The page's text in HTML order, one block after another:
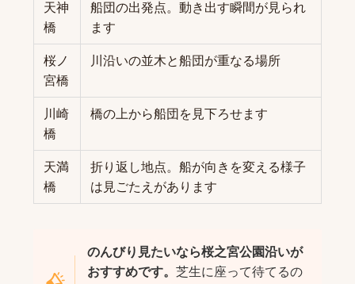
天神
橋
船団の出発点。動き出す瞬間が見られ
ます
桜ノ
宮橋
川沿いの並木と船団が重なる場所
川崎
橋
橋の上から船団を見下ろせます
天満
橋
折り返し地点。船が向きを変える様子
は見ごたえがあります
のんびり見たいなら桜之宮公園沿いが
おすすめです。 芝生に座って待てるの